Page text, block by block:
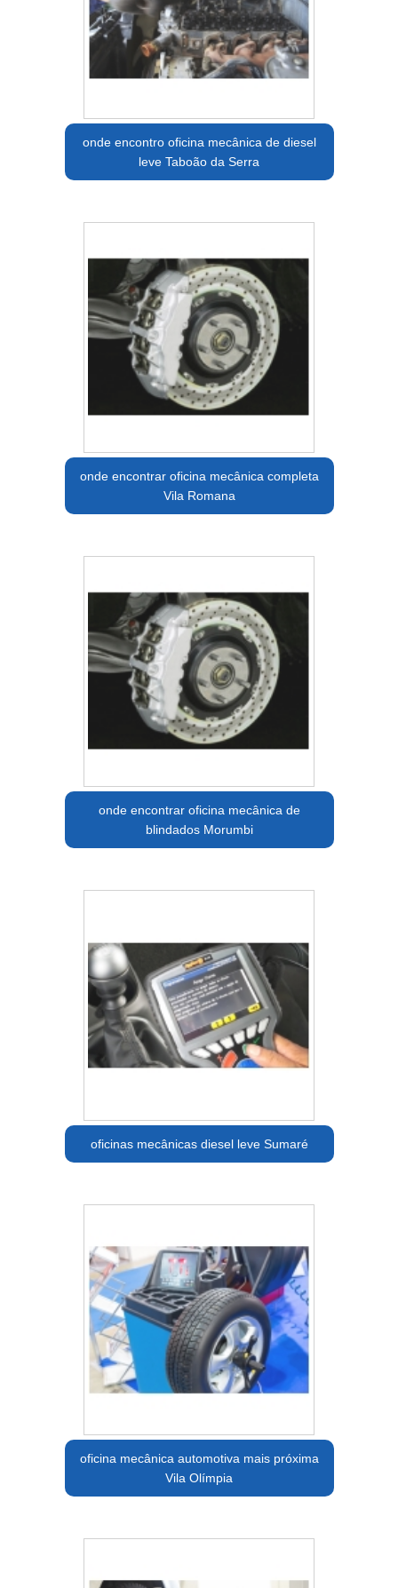
onde encontro oficina mecânica de diesel
leve Taboão da Serra
onde encontrar oficina mecânica completa
Vila Romana
onde encontrar oficina mecânica de
blindados Morumbi
oficinas mecânicas diesel leve Sumaré
oficina mecânica automotiva mais próxima
Vila Olímpia